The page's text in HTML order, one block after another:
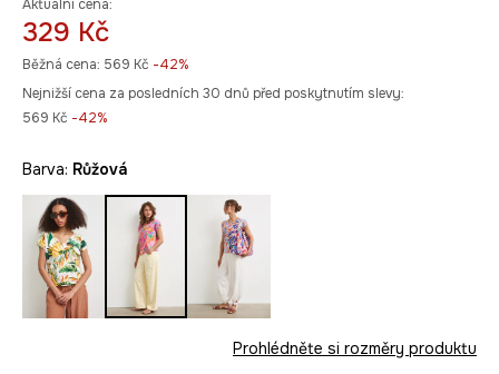
Aktuální cena:
329 Kč
Běžná cena: 569 Kč -42%
Nejnižší cena za posledních 30 dnů před poskytnutím slevy:
569 Kč -42%
Barva: růžová
Prohlédněte si rozměry produktu